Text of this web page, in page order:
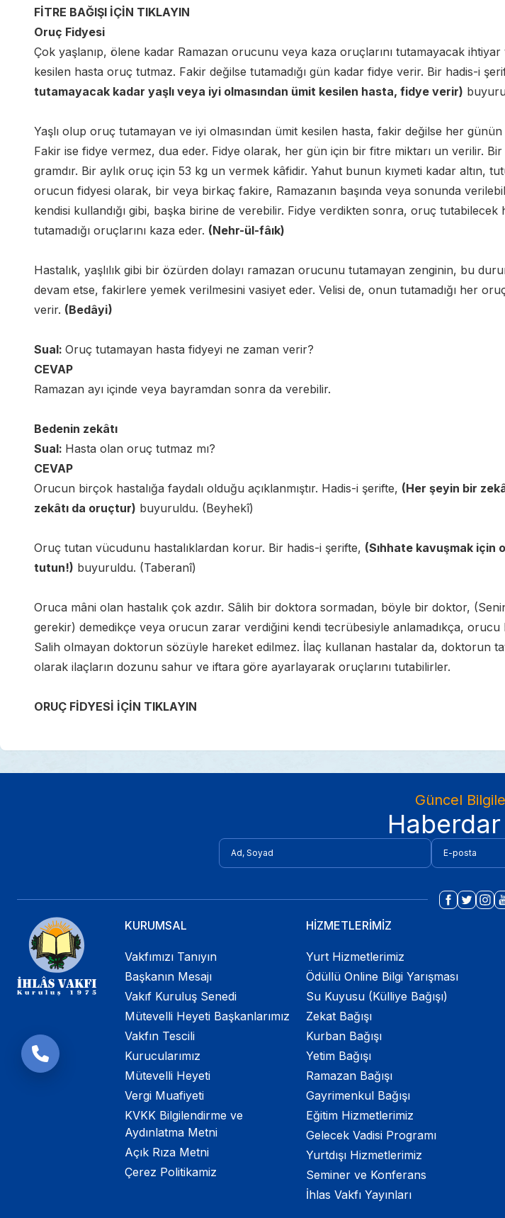
FİTRE BAĞIŞI İÇİN TIKLAYIN
Oruç Fidyesi
Çok yaşlanıp, ölene kadar Ramazan orucunu veya kaza oruçlarını tutamayacak ihtiyar
kesilen hasta oruç tutmaz. Fakir değilse tutamadığı gün kadar fidye verir. Bir hadis-i
tutamayacak kadar yaşlı veya iyi olmasından ümit kesilen hasta, fidye verir)
Yaşlı olup oruç tutamayan ve iyi olmasından ümit kesilen hasta, fakir değilse her
Fakir ise fidye vermez, dua eder. Fidye olarak, her gün için bir fitre miktarı un verilir. Bir
gramdır. Bir aylık oruç için 53 kg un vermek kâfidir. Yahut bunun kıymeti kadar altın,
orucun fidyesi olarak, bir veya birkaç fakire, Ramazanın başında veya sonunda
kendisi kullandığı gibi, başka birine de verebilir. Fidye verdikten sonra, oruç tutabilecek
tutamadığı oruçlarını kaza eder. (Nehr-ül-fâık)
Hastalık, yaşlılık gibi bir özürden dolayı ramazan orucunu tutamayan zenginin, bu
devam etse, fakirlere yemek verilmesini vasiyet eder. Velisi de, onun tutamadığı her
verir. (Bedâyi)
Sual: Oruç tutamayan hasta fidyeyi ne zaman verir?
CEVAP
Ramazan ayı içinde veya bayramdan sonra da verebilir.
Bedenin zekâtı
Sual: Hasta olan oruç tutmaz mı?
CEVAP
Orucun birçok hastalığa faydalı olduğu açıklanmıştır. Hadis-i şerifte, (Her şeyin bir
zekâtı da oruçtur) buyuruldu. (Beyhekî)
Oruç tutan vücudunu hastalıklardan korur. Bir hadis-i şerifte, (Sıhhate kavuşmak için
tutun!) buyuruldu. (Taberanî)
Oruca mâni olan hastalık çok azdır. Sâlih bir doktora sormadan, böyle bir doktor,
gerekir) demedikçe veya orucun zarar verdiğini kendi tecrübesiyle anlamadıkça, orucu
Salih olmayan doktorun sözüyle hareket edilmez. İlaç kullanan hastalar da, doktorun
olarak ilaçların dozunu sahur ve iftara göre ayarlayarak oruçlarını tutabilirler.
ORUÇ FİDYESİ İÇİN TIKLAYIN
Güncel
KURUMSAL
Vakfımızı Tanıyın
Başkanın Mesajı
Vakıf Kuruluş Senedi
Mütevelli Heyeti Başkanlarımız
Vakfın Tescili
Kurucularımız
Mütevelli Heyeti
Vergi Muafiyeti
KVKK Bilgilendirme ve
Aydınlatma Metni
Açık Rıza Metni
Çerez Politikamiz
HİZMETLERİMİZ
Yurt Hizmetlerimiz
Ödüllü Online Bilgi Yarışması
Su Kuyusu (Külliye Bağışı)
Zekat Bağışı
Kurban Bağışı
Yetim Bağışı
Ramazan Bağışı
Gayrimenkul Bağışı
Eğitim Hizmetlerimiz
Gelecek Vadisi Programı
Yurtdışı Hizmetlerimiz
Seminer ve Konferans
İhlas Vakfı Yayınları